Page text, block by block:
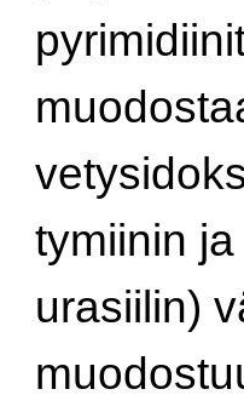
tymiinin
urasiilin)